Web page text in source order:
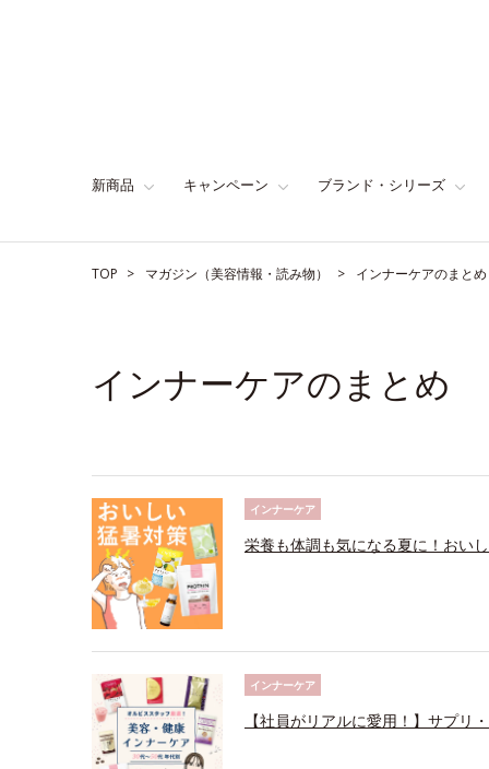
新商品 キャンペーン ブランド・シリーズ
TOP マガジン（美容情報・読み物） インナーケアのまとめ
インナーケアのまとめ
インナーケア
栄養も体調も気になる夏に！おい
インナーケア
【社員がリアルに愛用！】サプリ